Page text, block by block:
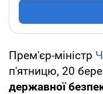
Прем'єр-міністр
п'ятницю, 20
державної